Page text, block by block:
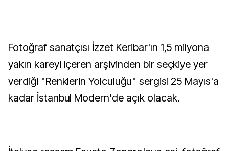
Fotoğraf sanatçısı İzzet Keribar'ın 1,5 milyona
yakın kareyi içeren arşivinden bir seçkiye yer
verdiği "Renklerin Yolculuğu" sergisi 25 Mayıs'a
kadar İstanbul Modern'de açık olacak.